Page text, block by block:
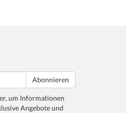
Abonnieren
um Informationen
Angebote und